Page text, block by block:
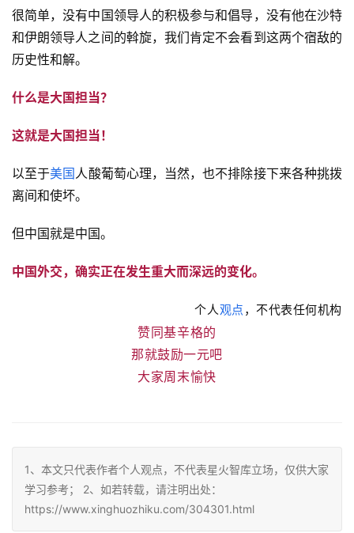
很简单，没有中国领导人的积极参与和倡导，没有他在沙特
和伊朗领导人之间的斡旋，我们肯定不会看到这两个宿敌的
历史性和解。
什么是大国担当？
这就是大国担当！
以至于美国人酸葡萄心理，当然，也不排除接下来各种挑拨
离间和使坏。
但中国就是中国。
中国外交，确实正在发生重大而深远的变化。
个人观点 ，不代表任何机构
赞同基辛格的
那就鼓励一元吧
大家周末愉快
1、本文只代表作者个人观点，不代表星火智库立场，仅供大家
学习参考； 2、如若转载，请注明出处：
https://www.xinghuozhiku.com/304301.html